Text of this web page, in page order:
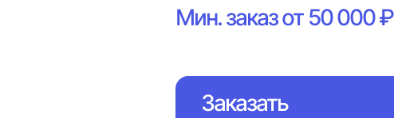
Мин. заказ от 50 000 ₽
Заказать